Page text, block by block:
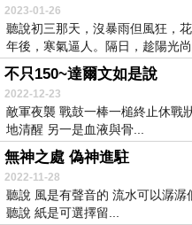
2023-01-26
聽說初三那天，沒暴雨但風狂，
年後，寒氣逼人。隔日，趁陽光尚
不只150~達爾文如是說
2022-12-23
敵軍夜襲 戰鼓一棒一槌終止休戰
地清醒 另一是血液與骨...
無神之處 偽神進駐
2022-11-28
聽說 風是有聲音的 流水可以潺
聽說 紙是可選擇留...